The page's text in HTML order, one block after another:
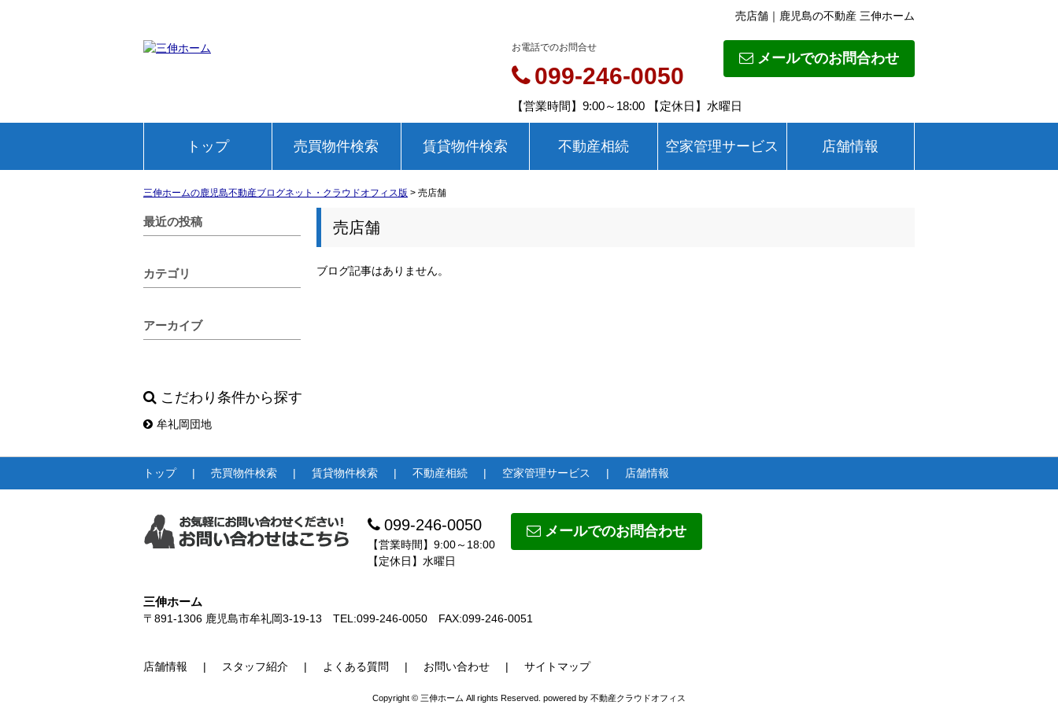
売店舗｜鹿児島の不動産 三伸ホーム
メールでのお問合わせ
お電話でのお問合せ
099-246-0050
【営業時間】9:00～18:00 【定休日】水曜日
トップ 売買物件検索 賃貸物件検索 不動産相続 空家管理サービス 店舗情報
三伸ホームの鹿児島不動産ブログネット・クラウドオフィス版 > 売店舗
最近の投稿
カテゴリ
アーカイブ
売店舗
ブログ記事はありません。
こだわり条件から探す
牟礼岡団地
トップ 売買物件検索 賃貸物件検索 不動産相続 空家管理サービス 店舗情報
099-246-0050
【営業時間】9:00～18:00
【定休日】水曜日
メールでのお問合わせ
三伸ホーム
〒891-1306 鹿児島市牟礼岡3-19-13 TEL:099-246-0050 FAX:099-246-0051
店舗情報 スタッフ紹介 よくある質問 お問い合わせ サイトマップ
Copyright © 三伸ホーム All rights Reserved. powered by 不動産クラウドオフィス